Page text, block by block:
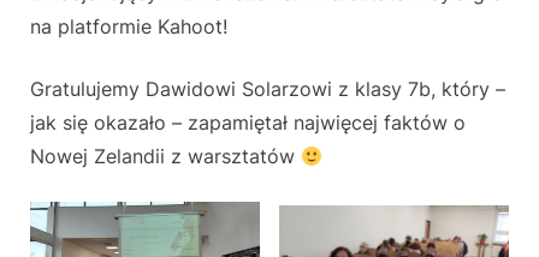
na platformie Kahoot!
Gratulujemy Dawidowi Solarzowi z klasy 7b, który –
jak się okazało – zapamiętał najwięcej faktów o
Nowej Zelandii z warsztatów